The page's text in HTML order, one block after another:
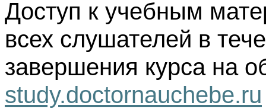
Доступ к учебным
всех слушателей в
завершения курса на
study.doctornauchebe.ru